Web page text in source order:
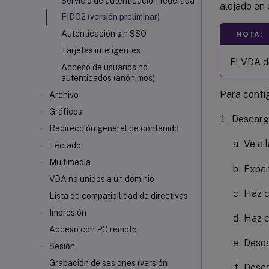
FIDO2 (versión preliminar)
Autenticación sin SSO
Tarjetas inteligentes
Acceso de usuarios no
autenticados (anónimos)
Archivo
Gráficos
Redirección general de contenido
Teclado
Multimedia
VDA no unidos a un dominio
Lista de compatibilidad de directivas
Impresión
Acceso con PC remoto
Sesión
Grabación de sesiones (versión
alojado en
NOTA:
El VDA
Para
Ve a
Haz
Haz